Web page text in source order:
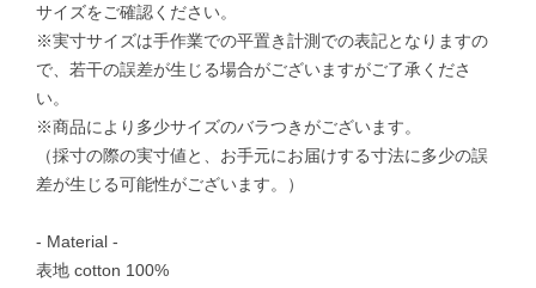
サイズをご確認ください。
※実寸サイズは手作業での平置き計測での表記となりますの
で、若干の誤差が生じる場合がございますがご了承くださ
い。
※商品により多少サイズのバラつきがございます。
（採寸の際の実寸値と、お手元にお届けする寸法に多少の誤
差が生じる可能性がございます。）
- Material -
表地 cotton 100%